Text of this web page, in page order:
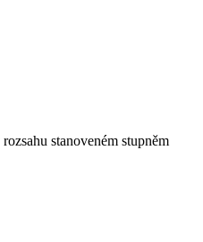
stanoveném stupněm